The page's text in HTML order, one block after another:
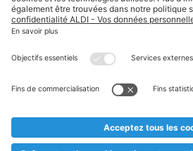
Textes marqués d'un astérisque et
* Nous vendons ces articles
au cas où, malgré le planning bien
prématurément en rupture de stock.
** Sur ce site, l’utilisation de la forme